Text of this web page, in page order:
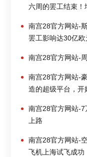
六周的罢工结束！
南宫28官方网站-
罢工影响达30亿欧
南宫28官方网站-
南宫28官方网站-
造的超级平台，开
南宫28官方网站-
上路
南宫28官方网站-
飞机上海试飞成功